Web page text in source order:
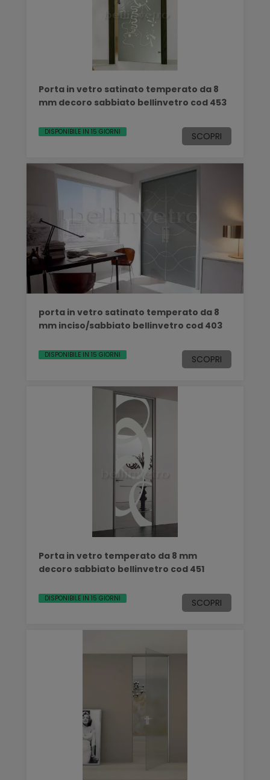
Porta in vetro satinato temperato da 8
mm decoro sabbiato bellinvetro cod 453
DISPONIBILE IN 15 GIORNI SCOPRI
porta in vetro satinato temperato da 8
mm inciso/sabbiato bellinvetro cod 403
DISPONIBILE IN 15 GIORNI SCOPRI
Porta in vetro temperato da 8 mm
decoro sabbiato bellinvetro cod 451
DISPONIBILE IN 15 GIORNI SCOPRI